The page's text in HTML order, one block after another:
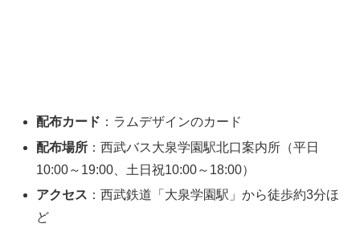
配布カード ：ラムデザインのカード
配布場所 ：西武バス大泉学園駅北口案内所（平日
10:00～19:00、土日祝10:00～18:00）
アクセス ：西武鉄道「大泉学園駅」から徒歩約3分ほ
ど